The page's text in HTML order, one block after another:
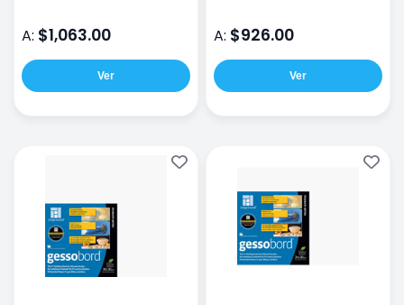
A: $1,063.00
Ver
A: $926.00
Ver